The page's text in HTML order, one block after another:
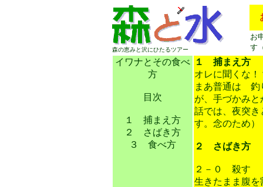
森の恵みと沢にひたるツアー
お
す
イワナとその食べ
方
目次
１ 捕まえ方
２ さばき方
３ 食べ方
１ 捕まえ方
オレに聞くな
まあ普通は 釣
が、手づかみ
話では、夜突
す。念のため）
２ さばき方
２－０ 殺す
生きたまま腹